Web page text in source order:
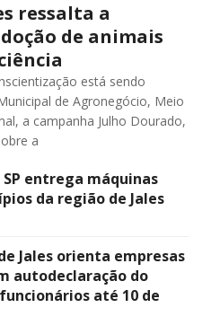
ressalta a
de animais
está sendo
de Agronegócio, Meio
a campanha Julho Dourado,
a
SP entrega máquinas
da região de Jales
Jales orienta empresas
autodeclaração do
até 10 de